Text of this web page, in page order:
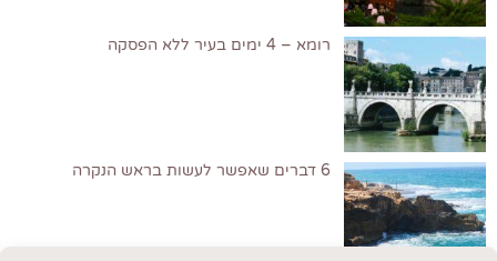
רומא – 4 ימים בעיר ללא הפסקה
6 דברים שאפשר לעשות בראש הנקרה